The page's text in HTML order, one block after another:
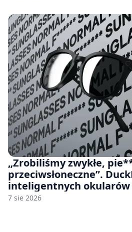
„Zrobiliśmy zwykłe,
przeciwsłoneczne”.
inteligentnych okularów
7 sie 2026